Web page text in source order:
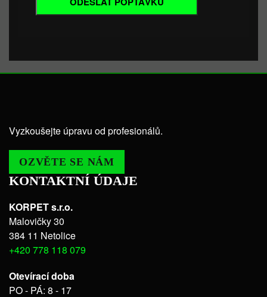
Vyzkoušejte úpravu od profesionálů.
OZVĚTE SE NÁM
KONTAKTNÍ ÚDAJE
KORPET s.r.o.
Malovičky 30
384 11 Netolice
+420 778 118 079
Otevírací doba
PO - PÁ: 8 - 17